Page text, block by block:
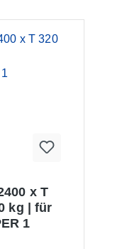
x T
kg | für
1